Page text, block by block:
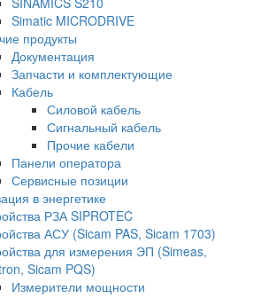
Simatic MICRODRIVE
продукты
Документация
Запчасти и комплектующие
Кабель
Силовой кабель
Сигнальный кабель
Прочие кабели
Панели оператора
Сервисные позиции
в энергетике
РЗА SIPROTEC
АСУ (Sicam PAS, Sicam 1703)
для измерения ЭП (Simeas,
Sicam PQS)
Измерители мощности